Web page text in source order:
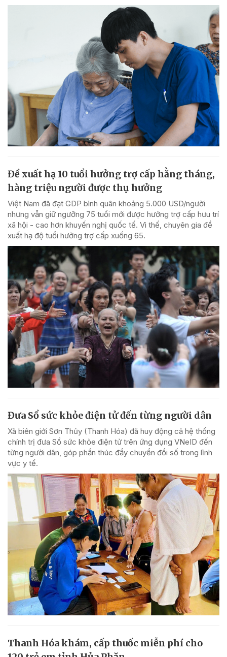
Đề xuất hạ 10 tuổi hưởng trợ cấp hằng tháng,
hàng triệu người được thụ hưởng
Việt Nam đã đạt GDP bình quân khoảng 5.000 USD/người
nhưng vẫn giữ ngưỡng 75 tuổi mới được hưởng trợ cấp hưu trí
xã hội - cao hơn khuyến nghị quốc tế. Vì thế, chuyên gia đề
xuất hạ độ tuổi hưởng trợ cấp xuống 65.
Đưa Sổ sức khỏe điện tử đến từng người dân
Xã biên giới Sơn Thủy (Thanh Hóa) đã huy động cả hệ thống
chính trị đưa Sổ sức khỏe điện tử trên ứng dụng VNeID đến
từng người dân, góp phần thúc đẩy chuyển đổi số trong lĩnh
vực y tế.
Thanh Hóa khám, cấp thuốc miễn phí cho